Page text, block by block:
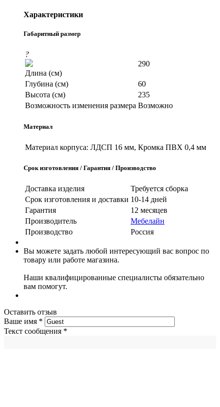
Характеристики
Габаритный размер
?
Длина (см)
290
Глубина (см)
60
Высота (см)
235
Возможность изменения размера Возможно
Материал
Материал корпуса: ЛДСП 16 мм, Кромка ПВХ 0,4 мм
Срок изготовления / Гарантия / Производство
Доставка изделия
Требуется сборка
Срок изготовления и доставки 10-14 дней
Гарантия
12 месяцев
Производитель
Мебелайн
Производство
Россия
Вы можете задать любой интересующий вас вопрос по
товару или работе магазина.
Наши квалифицированные специалисты обязательно
вам помогут.
Оставить отзыв
Ваше имя *
Текст сообщения *